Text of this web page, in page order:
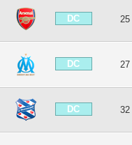
DC 25
DC 27
DC 32